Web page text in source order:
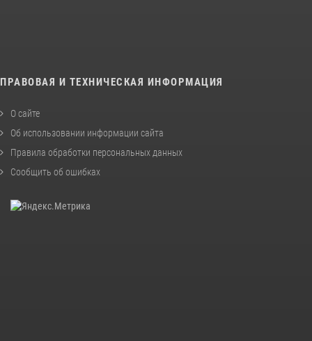
ПРАВОВАЯ И ТЕХНИЧЕСКАЯ ИНФОРМАЦИЯ
О сайте
Об использовании информации сайта
Правила обработки персональных данных
Сообщить об ошибках